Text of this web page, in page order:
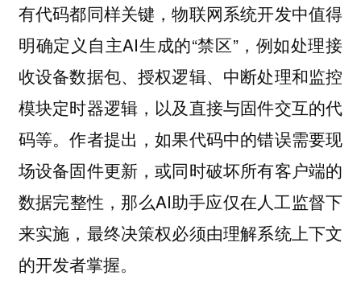
有代码都同样关键，物联网系统开发中值得
明确定义自主AI生成的“禁区”，例如处理接
收设备数据包、授权逻辑、中断处理和监控
模块定时器逻辑，以及直接与固件交互的代
码等。作者提出，如果代码中的错误需要现
场设备固件更新，或同时破坏所有客户端的
数据完整性，那么AI助手应仅在人工监督下
来实施，最终决策权必须由理解系统上下文
的开发者掌握。